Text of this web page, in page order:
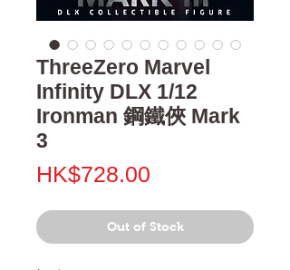
ThreeZero Marvel
Infinity DLX 1/12
Ironman 鋼鐵俠 Mark
3
HK$728.00
Out of Stock